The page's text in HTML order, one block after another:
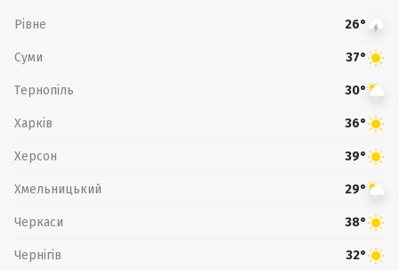
Рівне 26°
Суми 37°
Тернопіль 30°
Харків 36°
Херсон 39°
Хмельницький 29°
Черкаси 38°
Чернігів 32°